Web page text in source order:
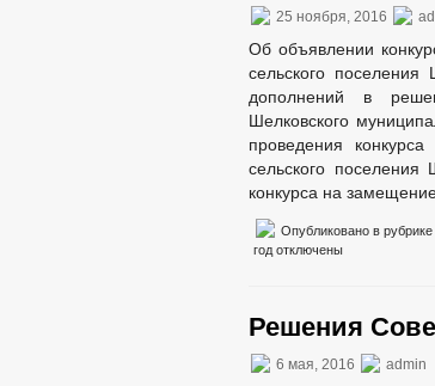
МЕСТНЫЕ НАЛОГИ
КОМИССИИ
РАБОЧАЯ ГРУППА ПО
КОМИССИЯ ПО
ОБЩЕСТВЕННЫЙ
ИНФОРМАЦИЯ О
ЦЕЛЕВЫЕ ПРОГРАММЫ
РЕЕСТР
СОВЕТ ДЕПУТАТОВ
25 ноября, 2016
Об объявлении
сельского
дополнений в
Шелковского
проведения
сельского
конкурса на
Опубликовано в рубрике
год отключены
Решения
6 мая, 2016 admin